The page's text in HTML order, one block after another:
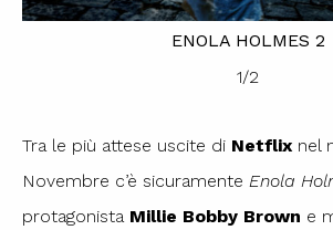
ENOLA HOLMES 2
1/2
Tra le più attese uscite di Netflix nel
Novembre c’è sicuramente Enola
protagonista Millie Bobby Brown e